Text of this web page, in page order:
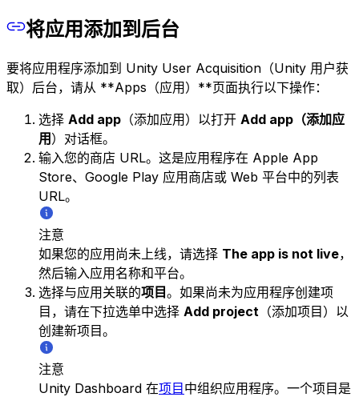
将应用添加到后台
要将应用程序添加到 Unity User Acquisition（Unity 用户获
取）后台，请从 **Apps（应用）**页面执行以下操作：
选择 Add app （添加应用）以打开 Add app（添加应
用 ）对话框。
输入您的商店 URL。这是应用程序在 Apple App
Store、Google Play 应用商店或 Web 平台中的列表
URL。
注意
如果您的应用尚未上线，请选择 The app is not live，
然后输入应用名称和平台。
选择与应用关联的项目。如果尚未为应用程序创建项
目，请在下拉选单中选择 Add project （添加项目）以
创建新项目。
注意
Unity Dashboard 在项目 中组织应用程序。一个项目是